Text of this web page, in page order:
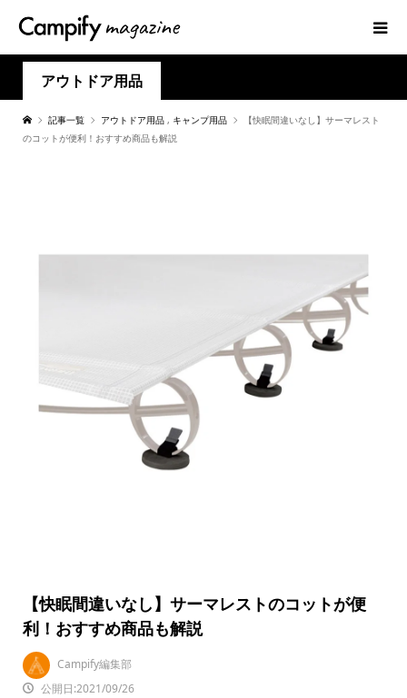
アウトドア用品
記事一覧 アウトドア用品 , キャンプ用品
【快眠間違いなし】サーマレスト
のコットが便利！おすすめ商品も解説
【快眠間違いなし】サーマレストのコットが便
利！おすすめ商品も解説
Campify編集部
公開日:2021/09/26